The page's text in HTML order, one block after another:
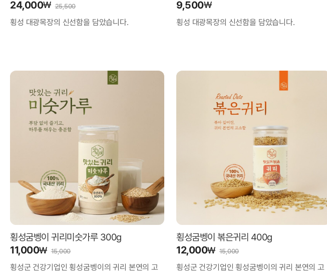
24,000₩ 25,500
횡성 대광목장의 신선함을 담았습니다.
9,500₩
횡성 대광목장의 신선함을 담았습니다.
횡성굼벵이 귀리미숫가루 300g
11,000₩ 15,000
횡성군 건강기업인 횡성굼벵이의 귀리 본연의 고
횡성굼벵이 볶은귀리 400g
12,000₩ 15,000
횡성군 건강기업인 횡성굼벵이의 귀리 본연의 고